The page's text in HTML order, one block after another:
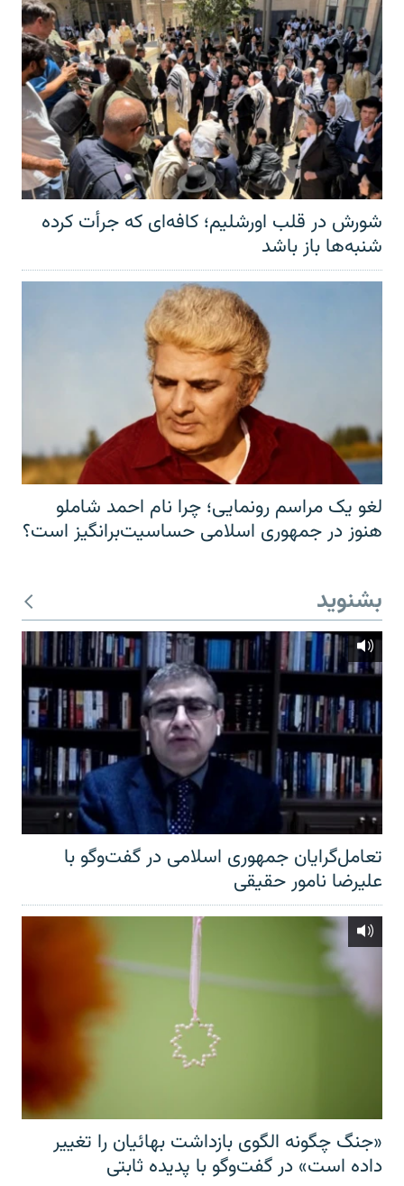
شورش در قلب اورشلیم؛ کافه‌ای که جرأت کرده
شنبه‌ها باز باشد
لغو یک مراسم رونمایی؛ چرا نام احمد شاملو
هنوز در جمهوری اسلامی حساسیت‌برانگیز است؟
بشنوید
تعامل‌گرایان جمهوری اسلامی در گفت‌وگو با
علیرضا نامور حقیقی
«جنگ چگونه الگوی بازداشت بهائیان را تغییر
داده است» در گفت‌وگو با پدیده ثابتی